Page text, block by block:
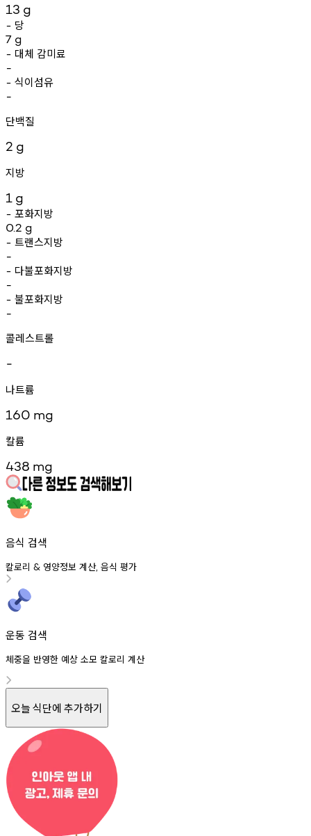
13 g
- 당
7 g
- 대체 감미료
-
- 식이섬유
-
단백질
2 g
지방
1 g
- 포화지방
0.2 g
- 트랜스지방
-
- 다불포화지방
-
- 불포화지방
-
콜레스트롤
-
나트륨
160 mg
칼륨
438 mg
음식 검색
칼로리 & 영양정보 계산, 음식 평가
운동 검색
체중을 반영한 예상 소모 칼로리 계산
오늘 식단에 추가하기